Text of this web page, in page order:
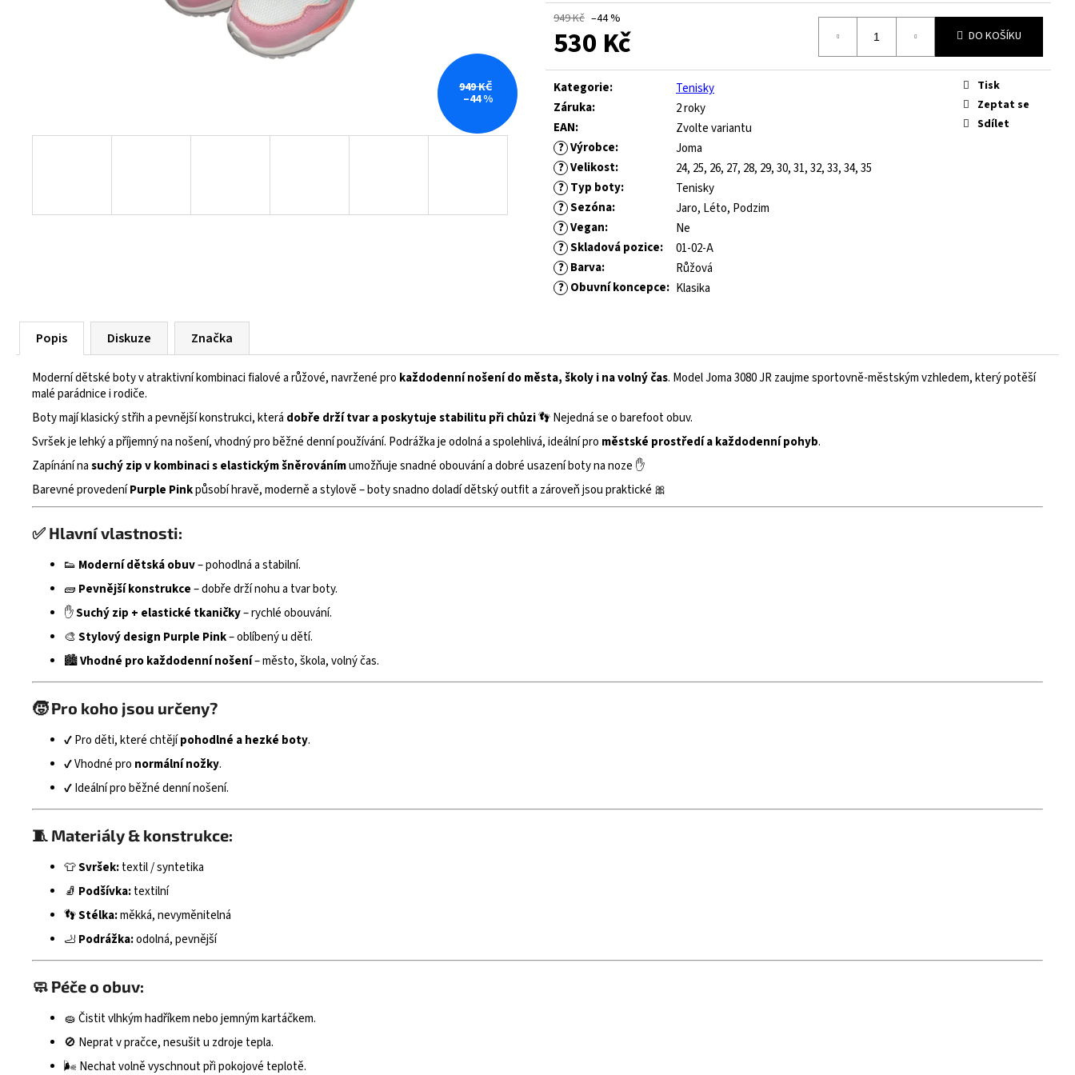
949 Kč –44 %
530 Kč
Měrná
cena:
DO KOŠÍKU
Kategorie:
Tenisky
Záruka:
2 roky
EAN:
Zvolte variantu
? Výrobce:
Joma
? Velikost:
24, 25, 26, 27, 28, 29, 30, 31, 32, 33, 34, 35
? Typ boty:
Tenisky
? Sezóna:
Jaro, Léto, Podzim
? Vegan:
Ne
? Skladová pozice:
01-02-A
? Barva:
Růžová
? Obuvní koncepce: Klasika
Tisk
Zeptat se
Sdílet
949 KČ
–44 %
Popis Diskuze Značka
Moderní dětské boty v atraktivní kombinaci fialové a růžové, navržené pro každodenní nošení do města, školy i na volný čas. Model Joma 3080 JR zaujme sportovně-městským vzhledem, který potěší
malé parádnice i rodiče.
Boty mají klasický střih a pevnější konstrukci, která dobře drží tvar a poskytuje stabilitu při chůzi👣 Nejedná se o barefoot obuv.
Svršek je lehký a příjemný na nošení, vhodný pro běžné denní používání. Podrážka je odolná a spolehlivá, ideální pro městské prostředí a každodenní pohyb.
Zapínání nasuchý zip v kombinaci s elastickým šněrovánímumožňuje snadné obouvání a dobré usazení boty na noze ✋
Barevné provedeníPurple Pinkpůsobí hravě, moderně a stylově – boty snadno doladí dětský outfit a zároveň jsou praktické 🎀
✅ Hlavní vlastnosti:
👟 Moderní dětská obuv– pohodlná a stabilní.
🧱 Pevnější konstrukce– dobře drží nohu a tvar boty.
✋Suchý zip + elastické tkaničky– rychlé obouvání.
🎨Stylový design Purple Pink– oblíbený u dětí.
🏙️Vhodné pro každodenní nošení– město, škola, volný čas.
🧒Pro koho jsou určeny?
✔ Pro děti, které chtějípohodlné a hezké boty.
✔ Vhodné pro normální nožky.
✔ Ideální pro běžné denní nošení.
🧵 Materiály & konstrukce:
👕Svršek:textil / syntetika
🧦 Podšívka:textilní
👣Stélka:měkká, nevyměnitelná
🦶 Podrážka:odolná, pevnější
🧼 Péče o obuv:
🧽 Čistit vlhkým hadříkem nebo jemným kartáčkem.
🚫 Neprat v pračce, nesušit u zdroje tepla.
🌬️ Nechat volně vyschnout při pokojové teplotě.
ROYAL BLUE
Původně: